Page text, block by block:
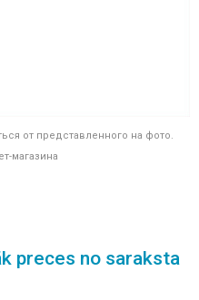
от представленного на фото.
магазина
preces no saraksta